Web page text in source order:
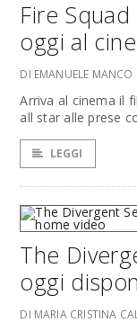
Fire
oggi al
DI EMANUELE MANCO
Arriva al cinema il
all star alle prese
LEGGI
The
oggi
DI MARIA CRISTINA